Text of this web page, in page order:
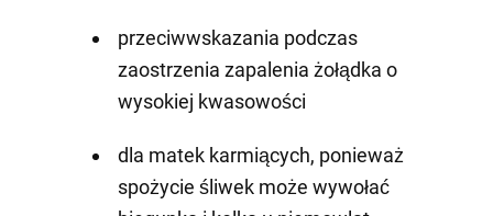
przeciwwskazania podczas
zaostrzenia zapalenia żołądka o
wysokiej kwasowości
dla matek karmiących, ponieważ
spożycie śliwek może wywołać